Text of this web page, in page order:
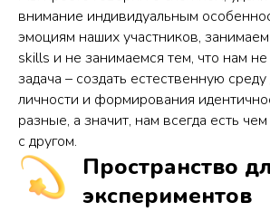
внимание индивидуальным
эмоциям наших участников,
skills и не занимаемся тем, что нам
задача – создать естественную
личности и формирования
разные, а значит, нам всегда есть
с другом.
Пространство
экспериментов